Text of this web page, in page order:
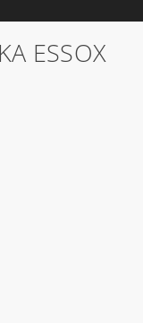
ESSOX